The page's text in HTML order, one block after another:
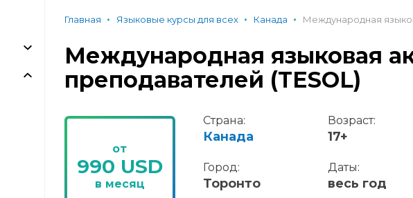
Главная Языковые курсы для всех Канада Международная
Международная языковая
преподавателей (TESOL)
от
990 USD
в месяц
Страна:
Канада
Возраст:
17+
Город:
Торонто
Даты:
весь год